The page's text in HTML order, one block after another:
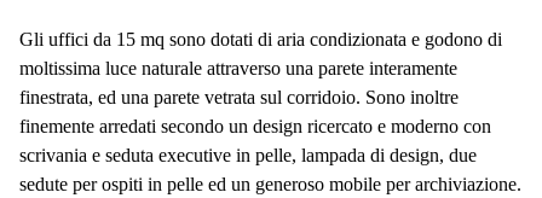
Gli uffici da 15 mq sono dotati di aria condizionata e godono di
moltissima luce naturale attraverso una parete interamente
finestrata, ed una parete vetrata sul corridoio. Sono inoltre
finemente arredati secondo un design ricercato e moderno con
scrivania e seduta executive in pelle, lampada di design, due
sedute per ospiti in pelle ed un generoso mobile per archiviazione.